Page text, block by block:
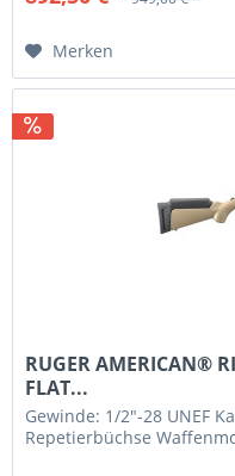
Merken
RUGER AMERICAN®
FLAT...
Gewinde: 1/2"-28 UNEF
Repetierbüchse